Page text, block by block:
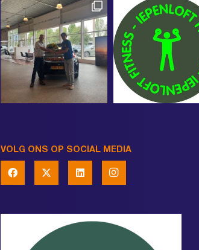
VOLG ONS OP SOCIAL MEDIA